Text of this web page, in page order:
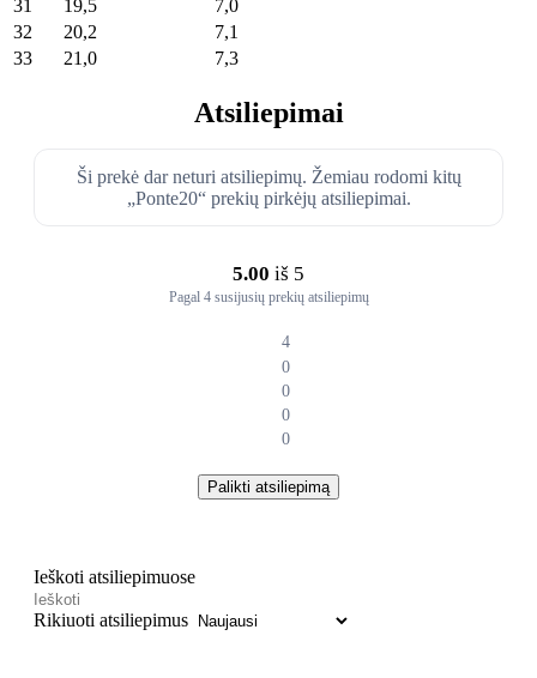
31
19,5
7,0
32
20,2
7,1
33
21,0 7,3
Atsiliepimai
Ši prekė dar neturi atsiliepimų. Žemiau rodomi kitų
„Ponte20“ prekių pirkėjų atsiliepimai.
5.00 iš 5
Pagal 4 susijusių prekių atsiliepimų
4
0
0
0
0
Palikti atsiliepimą
Ieškoti atsiliepimuose
Rikiuoti atsiliepimus